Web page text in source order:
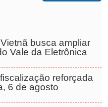
busca ampliar
Vale da Eletrônica
reforçada
6 de agosto